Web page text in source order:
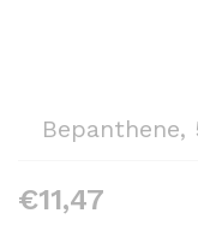
€11,47